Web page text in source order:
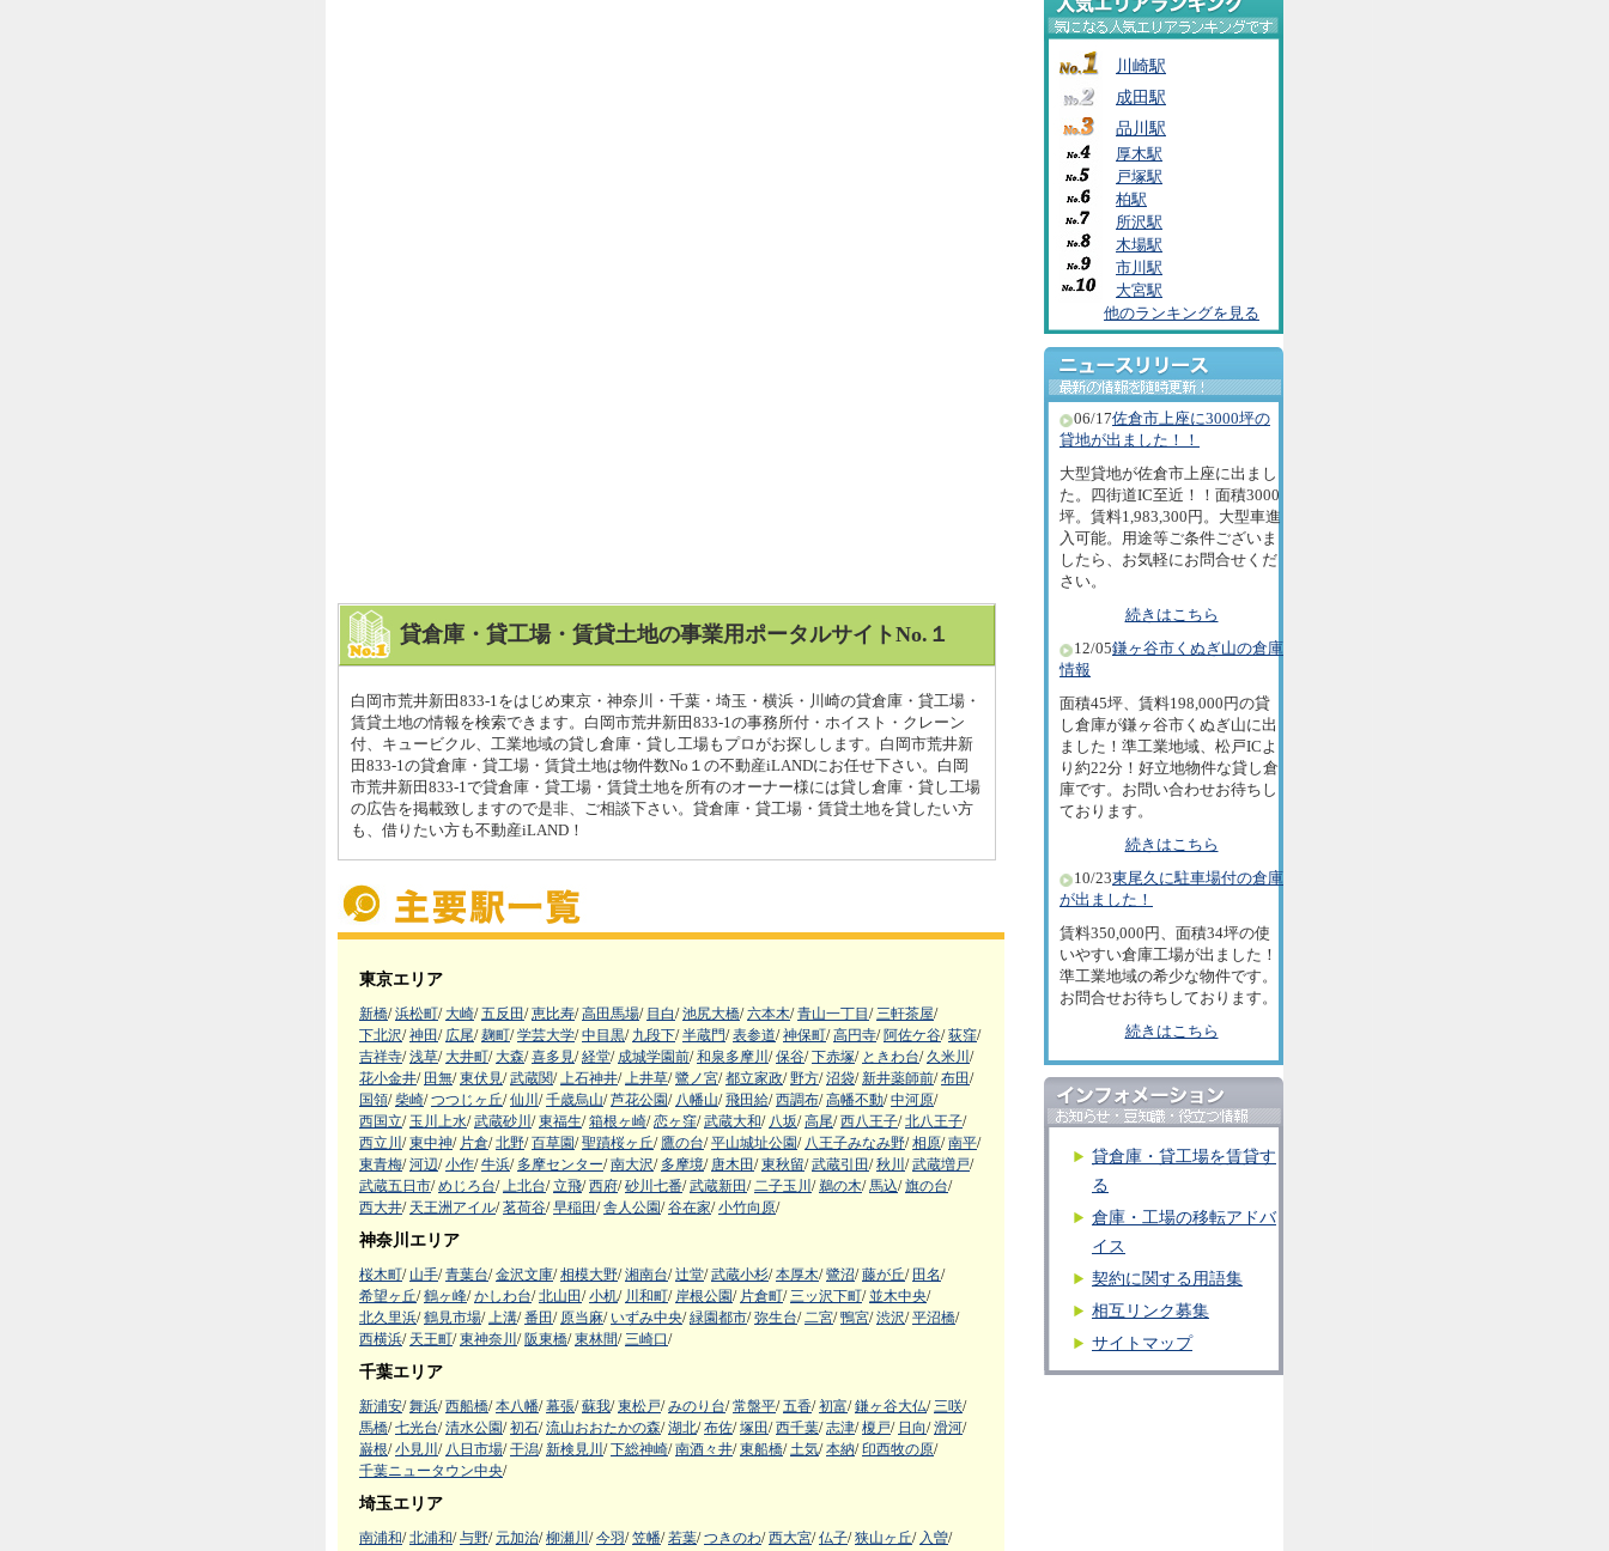
貸倉庫・貸工場・賃貸土地の事業用ポータルサイトNo.１
白岡市荒井新田833-1をはじめ東京・神奈川・千葉・埼玉・横浜・川崎の貸倉庫・貸工場・
賃貸土地の情報を検索できます。白岡市荒井新田833-1の事務所付・ホイスト・クレーン
付、キュービクル、工業地域の貸し倉庫・貸し工場もプロがお探しします。白岡市荒井新
田833-1の貸倉庫・貸工場・賃貸土地は物件数No１の不動産iLANDにお任せ下さい。白岡
市荒井新田833-1で貸倉庫・貸工場・賃貸土地を所有のオーナー様には貸し倉庫・貸し工場
の広告を掲載致しますので是非、ご相談下さい。貸倉庫・貸工場・賃貸土地を貸したい方
も、借りたい方も不動産iLAND！
東京エリア
新橋/ 浜松町/ 大崎/ 五反田/ 恵比寿/ 高田馬場/ 目白/ 池尻大橋/ 六本木/ 青山一丁目 / 三軒茶屋/
下北沢/ 神田/ 広尾/ 麹町/ 学芸大学/ 中目黒/ 九段下/ 半蔵門/ 表参道/ 神保町/ 高円寺/ 阿佐ケ谷/ 荻窪/
吉祥寺/ 浅草/ 大井町/ 大森/ 喜多見/ 経堂/ 成城学園前/ 和泉多摩川 / 保谷/ 下赤塚/ ときわ台/ 久米川 /
花小金井/ 田無/ 東伏見/ 武蔵関/ 上石神井/ 上井草/ 鷺ノ宮/ 都立家政/ 野方/ 沼袋/ 新井薬師前/ 布田/
国領/ 柴崎/ つつじヶ丘/ 仙川 / 千歳烏山/ 芦花公園/ 八幡山/ 飛田給/ 西調布/ 高幡不動/ 中河原/
西国立/ 玉川上水/ 武蔵砂川 / 東福生/ 箱根ヶ崎/ 恋ヶ窪/ 武蔵大和/ 八坂/ 高尾/ 西八王子/ 北八王子/
西立川 / 東中神/ 片倉/ 北野/ 百草園/ 聖蹟桜ヶ丘/ 鷹の台/ 平山城址公園/ 八王子みなみ野/ 相原/ 南平/
東青梅/ 河辺/ 小作/ 牛浜/ 多摩センター/ 南大沢/ 多摩境/ 唐木田/ 東秋留/ 武蔵引田/ 秋川 / 武蔵増戸/
武蔵五日市/ めじろ台/ 上北台/ 立飛/ 西府/ 砂川七番/ 武蔵新田/ 二子玉川 / 鵜の木/ 馬込/ 旗の台/
西大井/ 天王洲アイル/ 茗荷谷/ 早稲田/ 舎人公園/ 谷在家/ 小竹向原/
神奈川エリア
桜木町/ 山手/ 青葉台/ 金沢文庫/ 相模大野/ 湘南台/ 辻堂/ 武蔵小杉/ 本厚木/ 鷺沼/ 藤が丘/ 田名/
希望ヶ丘/ 鶴ヶ峰/ かしわ台/ 北山田/ 小机/ 川和町/ 岸根公園/ 片倉町/ 三ッ沢下町/ 並木中央/
北久里浜/ 鶴見市場/ 上溝/ 番田/ 原当麻/ いずみ中央/ 緑園都市/ 弥生台/ 二宮/ 鴨宮/ 渋沢/ 平沼橋/
西横浜/ 天王町/ 東神奈川 / 阪東橋/ 東林間/ 三崎口/
千葉エリア
新浦安/ 舞浜/ 西船橋/ 本八幡/ 幕張/ 蘇我/ 東松戸/ みのり台/ 常盤平/ 五香/ 初富/ 鎌ヶ谷大仏/ 三咲/
馬橋/ 七光台/ 清水公園/ 初石/ 流山おおたかの森/ 湖北/ 布佐/ 塚田/ 西千葉/ 志津/ 榎戸/ 日向/ 滑河/
巌根/ 小見川 / 八日市場/ 干潟/ 新検見川 / 下総神崎/ 南酒々井/ 東船橋/ 土気/ 本納/ 印西牧の原/
千葉ニュータウン中央/
埼玉エリア
南浦和/ 北浦和/ 与野/ 元加治/ 柳瀬川 / 今羽/ 笠幡/ 若葉/ つきのわ/ 西大宮/ 仏子/ 狭山ヶ丘/ 入曽/
川崎駅
成田駅
品川駅
厚木駅
戸塚駅
柏駅
所沢駅
木場駅
市川駅
大宮駅
他のランキングを見る
06/17佐倉市上座に3000坪の
貸地が出ました！！
大型貸地が佐倉市上座に出まし
た。四街道IC至近！！面積3000
坪。賃料1,983,300円。大型車進
入可能。用途等ご条件ございま
したら、お気軽にお問合せくだ
さい。
続きはこちら
12/05鎌ヶ谷市くぬぎ山の倉庫
情報
面積45坪、賃料198,000円の貸
し倉庫が鎌ヶ谷市くぬぎ山に出
ました！準工業地域、松戸ICよ
り約22分！好立地物件な貸し倉
庫です。お問い合わせお待ちし
ております。
続きはこちら
10/23東尾久に駐車場付の倉庫
が出ました！
賃料350,000円、面積34坪の使
いやすい倉庫工場が出ました！
準工業地域の希少な物件です。
お問合せお待ちしております。
続きはこちら
貸倉庫・貸工場を賃貸す
る
倉庫・工場の移転アドバ
イス
契約に関する用語集
相互リンク募集
サイトマップ